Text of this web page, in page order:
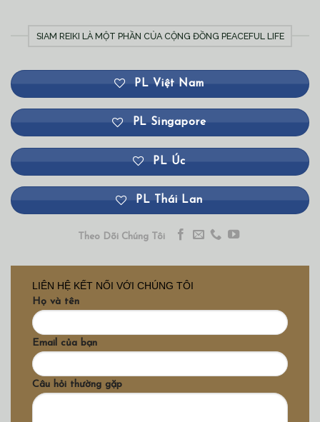
SIAM REIKI LÀ MỘT PHẦN CỦA CỘNG ĐỒNG PEACEFUL LIFE
PL Việt Nam
PL Singapore
PL Úc
PL Thái Lan
Theo Dõi Chúng Tôi
LIÊN HỆ KẾT NỐI VỚI CHÚNG TÔI
Họ và tên
Email của bạn
Câu hỏi thường gặp